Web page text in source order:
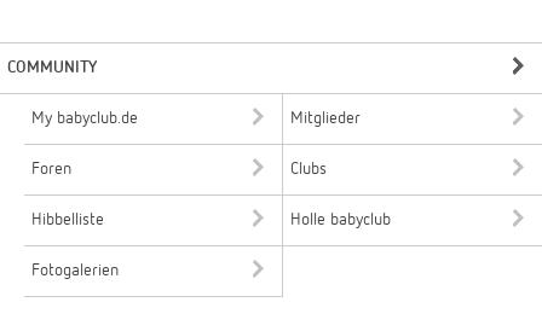
COMMUNITY
My babyclub.de Mitglieder
Foren Clubs
Hibbelliste Holle babyclub
Fotogalerien